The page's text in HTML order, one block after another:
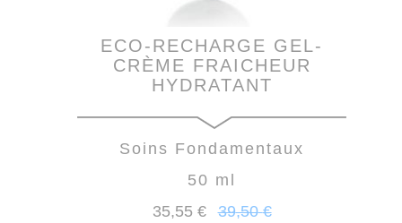
ECO-RECHARGE GEL-
CRÈME FRAICHEUR
HYDRATANT
Soins Fondamentaux
50 ml
35,55 € 39,50 €